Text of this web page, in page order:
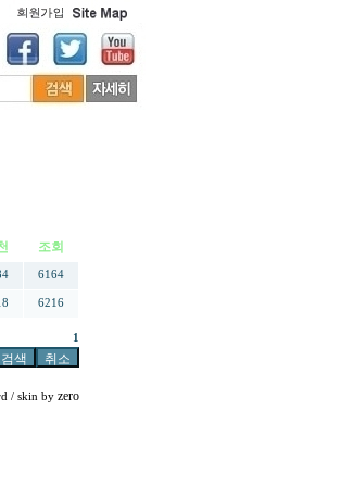
조회
6164
6216
1
/ skin by zero